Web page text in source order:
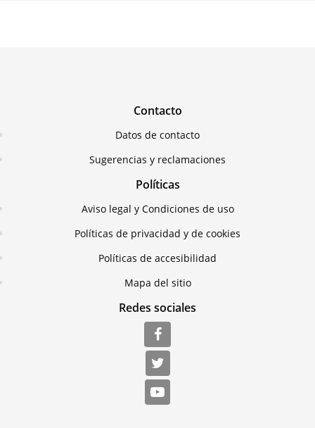
Contacto
Datos de contacto
Sugerencias y reclamaciones
Políticas
Aviso legal y Condiciones de uso
Políticas de privacidad y de cookies
Políticas de accesibilidad
Mapa del sitio
Redes sociales